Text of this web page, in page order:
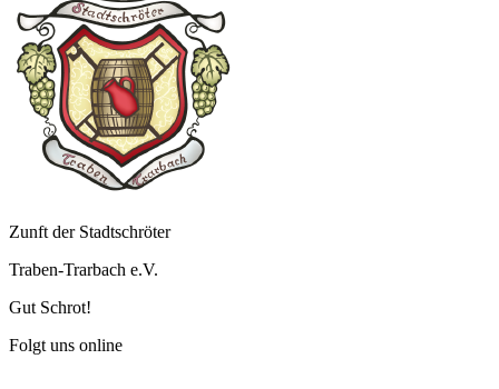
Zunft der Stadtschröter
Traben-Trarbach e.V.
Gut Schrot!
Folgt uns online